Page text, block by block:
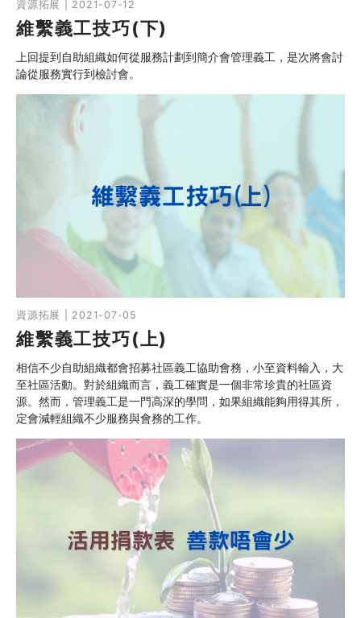
資源拓展 | 2021-07-12
維繫義工技巧(下)
上回提到自助組織如何從服務計劃到簡介會管理義工，是次將會討
論從服務實行到檢討會。
資源拓展 | 2021-07-05
維繫義工技巧(上)
相信不少自助組織都會招募社區義工協助會務，小至資料輸入，大
至社區活動。對於組織而言，義工確實是一個非常珍貴的社區資
源。然而，管理義工是一門高深的學問，如果組織能夠用得其所，
定會減輕組織不少服務與會務的工作。